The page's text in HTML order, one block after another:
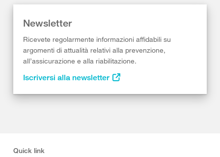
Newsletter
Ricevete regolarmente informazioni affidabili su
argomenti di attualità relativi alla prevenzione,
all’assicurazione e alla riabilitazione.
Iscriversi alla newsletter
Quick link